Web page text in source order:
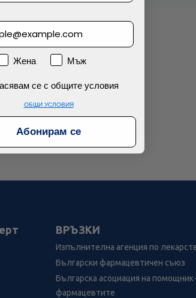
ВРЪЗКИ
Изпълнителна агенция по
Български фармацевтичен съюз
Българска асоциация на помощник-
фармацевтите
Жена
Мъж
се с общите условия
се с общите условия
ОБЩИ УСЛОВИЯ
Абонирам се